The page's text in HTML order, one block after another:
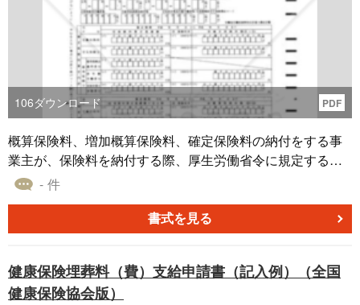
106ダウンロード PDF
概算保険料、増加概算保険料、確定保険料の納付をする事
業主が、保険料を納付する際、厚生労働省令に規定する要
件に従って、同時に提出する申告書の記載内容と手続を示
- 件
書式を見る
健康保険埋葬料（費）支給申請書（記入例）（全国
健康保険協会版）